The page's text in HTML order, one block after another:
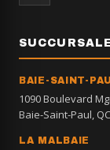
BAIE-SAINT-
1090 Boulevard
Baie-Saint-Paul,
LA MALBAIE